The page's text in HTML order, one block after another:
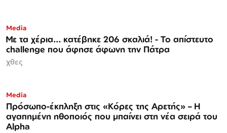
Media
Με τα χέρια... κατέβηκε 206 σκαλιά! - Το απίστευτο
challenge που άφησε άφωνη την Πάτρα
χθες
Media
Πρόσωπο-έκπληξη στις «Κόρες της Αρετής» – Η
αγαπημένη ηθοποιός που μπαίνει στη νέα σειρά του
Alpha